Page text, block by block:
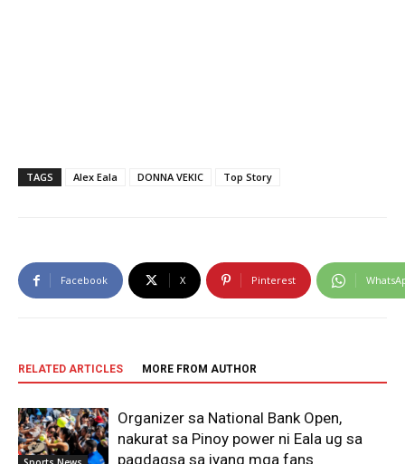
TAGS Alex Eala DONNA VEKIC Top Story
Facebook X Pinterest
RELATED ARTICLES MORE FROM AUTHOR
Organizer sa National Bank Open,
nakurat sa Pinoy power ni Eala ug sa
pagdagsa sa iyang mga fans